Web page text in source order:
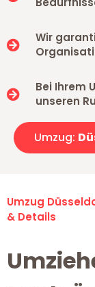
Wir
Bei Ihrem
unseren
Umzug:
Umzug
& Details